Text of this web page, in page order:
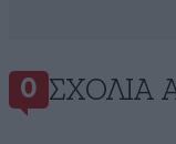
0 ΣΧΌΛΙΑ